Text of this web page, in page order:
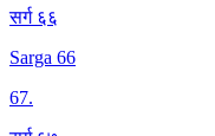
सर्ग ६६
Sarga 66
67.